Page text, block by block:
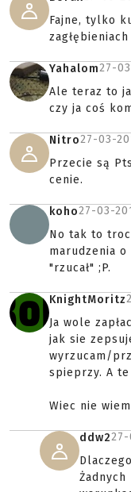
Fajne, tylko
zagłębieniach
Yahalom27-
Ale teraz to
czy ja coś
Nitro27-03-
Przecie są
cenie.
koho27-03-
No tak to
marudzenia o
"rzucał" ;P.
KnightMoritz
Ja wole
jak sie
wyrzucam/
spieprzy. A
Wiec nie
ddw227-